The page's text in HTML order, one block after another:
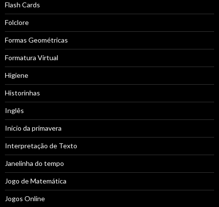
Flash Cards
Folclore
Formas Geométricas
Formatura Virtual
Higiene
Historinhas
Inglês
Inicio da primavera
Interpretação de Texto
Janelinha do tempo
Jogo de Matemática
Jogos Online